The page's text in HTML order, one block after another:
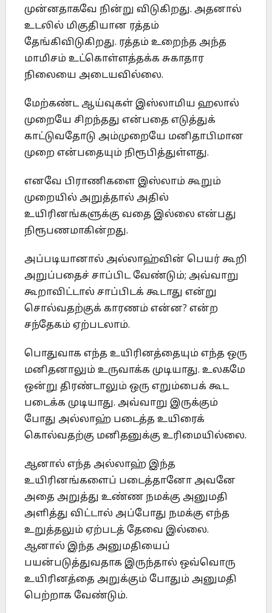
முன்னதாகவே நின்று விடுகிறது. அதனால்
உடலில் மிகுதியான ரத்தம்
தேங்கிவிடுகிறது. ரத்தம் உறைந்த அந்த
மாமிசம் உட்கொள்ளத்தக்க சுகாதார
நிலையை அடையவில்லை.
மேற்கண்ட ஆய்வுகள் இஸ்லாமிய ஹலால்
முறையே சிறந்தது என்பதை எடுத்துக்
காட்டுவதோடு அம்முறையே மனிதாபிமான
முறை என்பதையும் நிரூபித்துள்ளது.
எனவே பிராணிகளை இஸ்லாம் கூறும்
முறையில் அறுத்தால் அதில்
உயிரினங்களுக்கு வதை இல்லை என்பது
நிரூபணமாகின்றது.
அப்படியானால் அல்லாஹ்வின் பெயர் கூறி
அறுப்பதைச் சாப்பிட வேண்டும்; அவ்வாறு
கூறாவிட்டால் சாப்பிடக் கூடாது என்று
சொல்வதற்குக் காரணம் என்ன? என்ற
சந்தேகம் ஏற்படலாம்.
பொதுவாக எந்த உயிரினத்தையும் எந்த ஒரு
மனிதனாலும் உருவாக்க முடியாது. உலகமே
ஒன்று திரண்டாலும் ஒரு எறும்பைக் கூட
படைக்க முடியாது. அவ்வாறு இருக்கும்
போது அல்லாஹ் படைத்த உயிரைக்
கொல்வதற்கு மனிதனுக்கு உரிமையில்லை.
ஆனால் எந்த அல்லாஹ் இந்த
உயிரினங்களைப் படைத்தானோ அவனே
அதை அறுத்து உண்ண நமக்கு அனுமதி
அளித்து விட்டால் அப்போது நமக்கு எந்த
உறுத்தலும் ஏற்படத் தேவை இல்லை.
ஆனால் இந்த அனுமதியைப்
பயன்படுத்துவதாக இருந்தால் ஒவ்வொரு
உயிரினத்தை அறுக்கும் போதும் அனுமதி
பெற்றாக வேண்டும்.